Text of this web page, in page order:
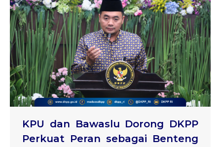
KPU dan Bawaslu Dorong DKPP
Perkuat Peran sebagai Benteng